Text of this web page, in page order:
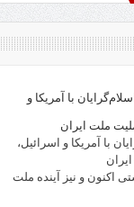
با آمریکا و
ملت ایران
با آمریکا و اسرائیل،
اکنون و نیز آینده ملت